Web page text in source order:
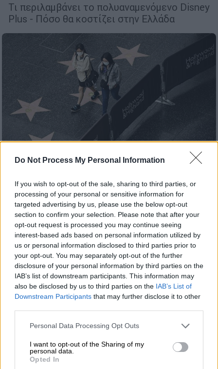
Do Not Process My Personal Information
If you wish to opt-out of the sale, sharing to third parties, or
processing of your personal or sensitive information for
targeted advertising by us, please use the below opt-out
section to confirm your selection. Please note that after your
opt-out request is processed you may continue seeing
interest-based ads based on personal information utilized by
us or personal information disclosed to third parties prior to
your opt-out. You may separately opt-out of the further
disclosure of your personal information by third parties on the
IAB’s list of downstream participants. This information may
also be disclosed by us to third parties on the IAB’s List of
Downstream Participants that may further disclose it to other
Please note that this website/app uses one or more Google
not limited to your visit or usage behaviour. You may click to
grant or deny consent to Google and its third-party tags to
use your data for below specified purposes in below Google
Personal Data Processing Opt Outs
I want to opt-out of the Sharing of my
personal data.
Opted In
Τι περιλαμβάνει το πολυαναμενόμενο Disney
Plus - Πόσο θα κοστίζει στην Ελλάδα
Σινεμά 16.03.2020 11:03
Παγκόσμια κρίση στο σινεμά: Απώλειες
άνω των 20 δις μόνο για το Χόλιγουντ
Ο παγκόσμιος κινηματογράφος περνάει μία
από τις χειρότερες κρίσεις στην ιστορία
του μετρώντας ήδη απώλειες σε όλο το
φάσμα της εμπορικής δραστηριότητας η
οποία έχει «κατεβάσει ρολά» στο Χόλιγουντ,
την Ευρώπη και την Ασία